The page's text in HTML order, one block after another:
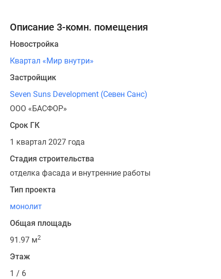
Описание 3-комн. помещения
Новостройка
Квартал «Мир внутри»
Застройщик
Seven Suns Development (Севен Санс)
ООО «БАСФОР»
Срок ГК
1 квартал 2027 года
Стадия строительства
отделка фасада и внутренние работы
Тип проекта
монолит
Общая площадь
91.97 м2
Этаж
1 / 6